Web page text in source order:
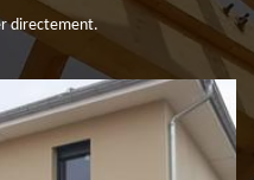
directement.